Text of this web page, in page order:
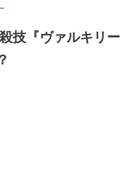
技『ヴァルキリー